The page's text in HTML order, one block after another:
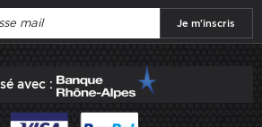
avec :